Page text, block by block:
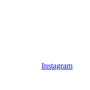
Instagram